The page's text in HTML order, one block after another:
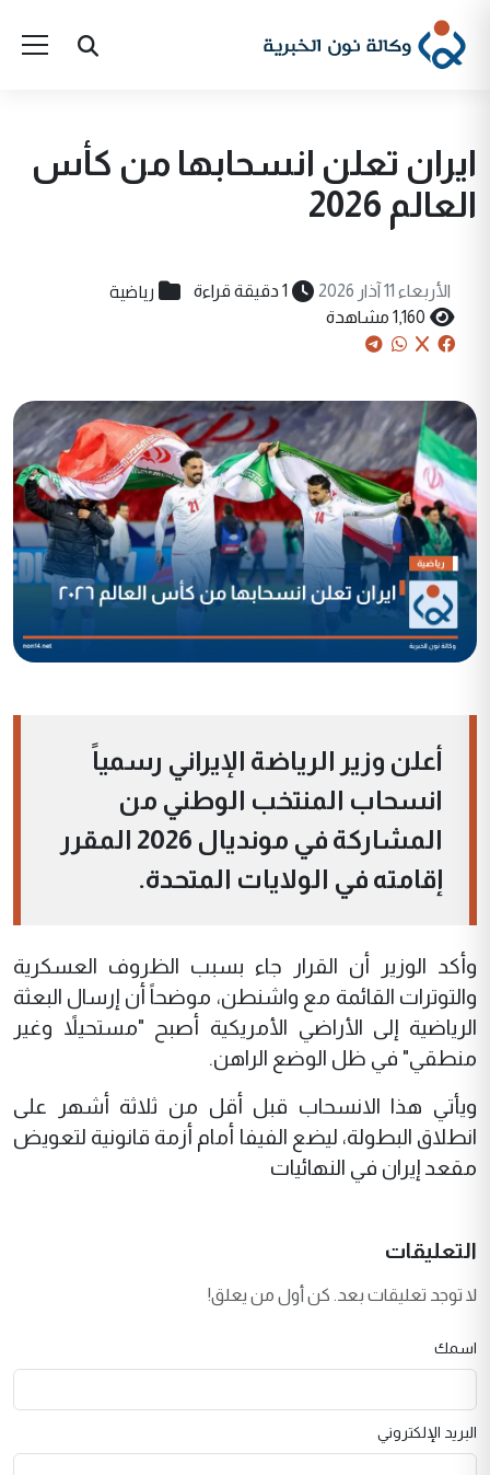
ايران تعلن انسحابها من كأس
العالم 2026
الأربعاء 11 آذار 2026 1 دقيقة قراءة رياضية
1,160 مشاهدة
أعلن وزير الرياضة الإيراني رسمياً
انسحاب المنتخب الوطني من
المشاركة في مونديال 2026 المقرر
إقامته في الولايات المتحدة.
وأكد الوزير أن القرار جاء بسبب الظروف العسكرية
والتوترات القائمة مع واشنطن، موضحاً أن إرسال البعثة
الرياضية إلى الأراضي الأمريكية أصبح "مستحيلاً وغير
منطقي" في ظل الوضع الراهن.
ويأتي هذا الانسحاب قبل أقل من ثلاثة أشهر على
انطلاق البطولة، ليضع الفيفا أمام أزمة قانونية لتعويض
مقعد إيران في النهائيات
التعليقات
لا توجد تعليقات بعد. كن أول من يعلق!
اسمك
البريد الإلكتروني